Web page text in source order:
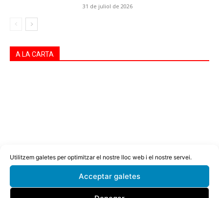
Utilitzem galetes per optimitzar el nostre lloc web i el nostre servei.
Acceptar galetes
31 de juliol de 2026
A LA CARTA